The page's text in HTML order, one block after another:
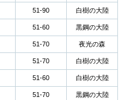
51-90 白樹の大陸
51-60 黒鋼の大陸
51-70 夜光の森
51-70 白樹の大陸
51-60 白樹の大陸
51-70 黒鋼の大陸